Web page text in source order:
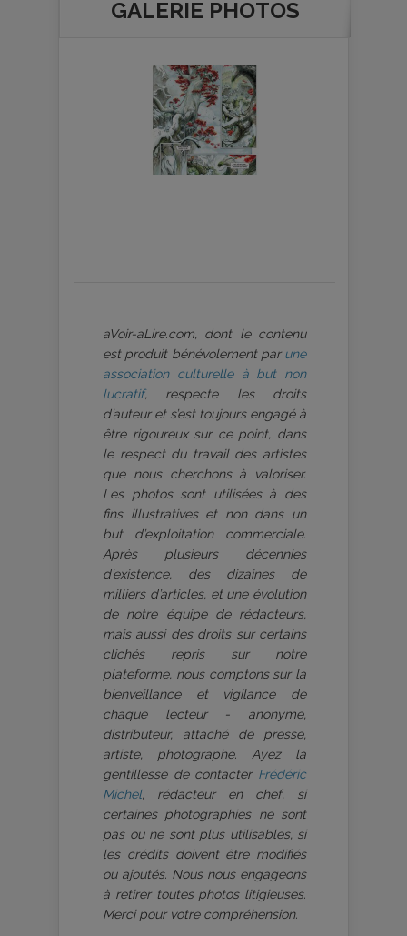
GALERIE PHOTOS
aVoir-aLire.com, dont le contenu
est produit bénévolement par une
association culturelle à but non
lucratif, respecte les droits
d’auteur et s’est toujours engagé à
être rigoureux sur ce point, dans
le respect du travail des artistes
que nous cherchons à valoriser.
Les photos sont utilisées à des
fins illustratives et non dans un
but d’exploitation commerciale.
Après plusieurs décennies
d’existence, des dizaines de
milliers d’articles, et une évolution
de notre équipe de rédacteurs,
mais aussi des droits sur certains
clichés repris sur notre
plateforme, nous comptons sur la
bienveillance et vigilance de
chaque lecteur - anonyme,
distributeur, attaché de presse,
artiste, photographe. Ayez la
gentillesse de contacter Frédéric
Michel, rédacteur en chef, si
certaines photographies ne sont
pas ou ne sont plus utilisables, si
les crédits doivent être modifiés
ou ajoutés. Nous nous engageons
à retirer toutes photos litigieuses.
Merci pour votre compréhension.